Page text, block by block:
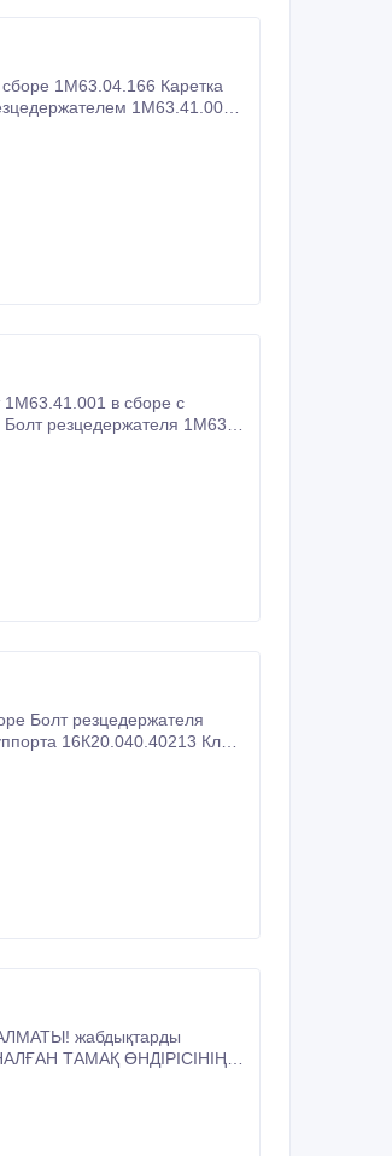
1М63.04.166 Каретка
1М63.41.001 в сборе с
Болт резцедержателя
жабдықтарды
ТАМАҚ ӨНДІРІСІНІҢ